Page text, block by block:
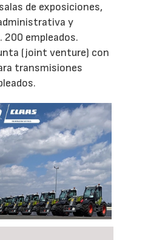
de exposiciones,
y
empleados.
(joint venture) con
transmisiones